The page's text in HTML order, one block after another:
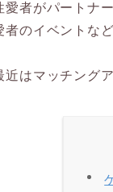
愛者がパートナ
者のイベントなど
近はマッチング